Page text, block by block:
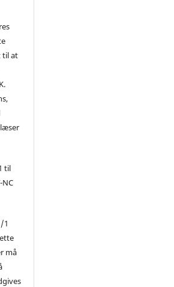
til at
til
NC
1
må